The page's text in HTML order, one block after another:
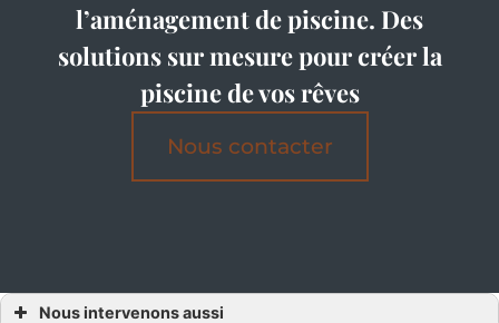
l’aménagement de piscine. Des
solutions sur mesure pour créer la
piscine de vos rêves
Nous contacter
Nous intervenons aussi